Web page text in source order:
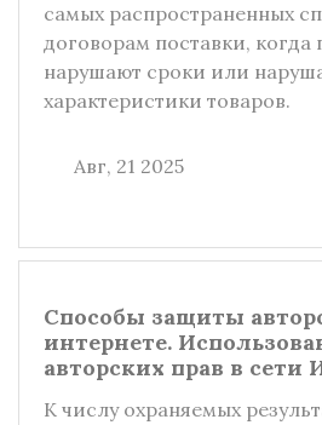
самых распространенных
договорам поставки,
нарушают сроки или
характеристики товаров.
Авг, 21 2025
Способы защиты
интернете.
авторских прав в сети
К числу охраняемых